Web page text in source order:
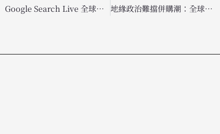
Google Search Live 全球上線！Gemini 3.1 驅動 AI 語音搜尋新時代 地緣政治難擋併購潮：全球廣告產業交易量在動盪中持續成長